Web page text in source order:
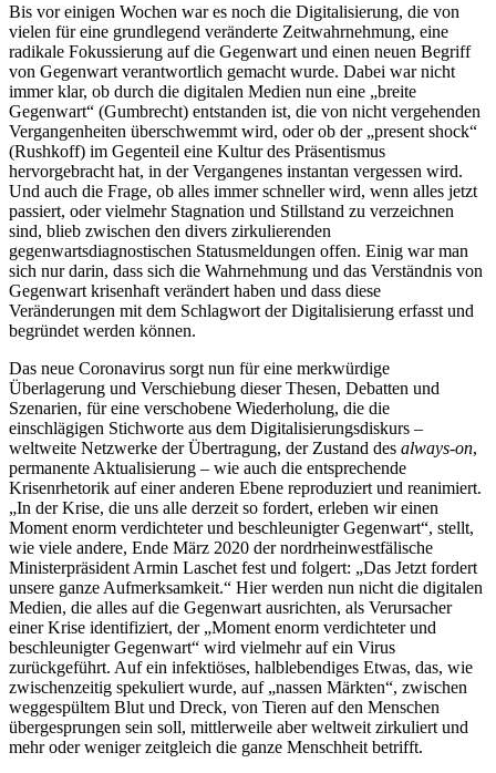
Bis vor einigen Wochen war es noch die Digitalisierung, die von
vielen für eine grundlegend veränderte Zeitwahrnehmung, eine
radikale Fokussierung auf die Gegenwart und einen neuen Begriff
von Gegenwart verantwortlich gemacht wurde. Dabei war nicht
immer klar, ob durch die digitalen Medien nun eine „breite
Gegenwart“ (Gumbrecht) entstanden ist, die von nicht vergehenden
Vergangenheiten überschwemmt wird, oder ob der „present shock“
(Rushkoff) im Gegenteil eine Kultur des Präsentismus
hervorgebracht hat, in der Vergangenes instantan vergessen wird.
Und auch die Frage, ob alles immer schneller wird, wenn alles jetzt
passiert, oder vielmehr Stagnation und Stillstand zu verzeichnen
sind, blieb zwischen den divers zirkulierenden
gegenwartsdiagnostischen Statusmeldungen offen. Einig war man
sich nur darin, dass sich die Wahrnehmung und das Verständnis von
Gegenwart krisenhaft verändert haben und dass diese
Veränderungen mit dem Schlagwort der Digitalisierung erfasst und
begründet werden können.
Das neue Coronavirus sorgt nun für eine merkwürdige
Überlagerung und Verschiebung dieser Thesen, Debatten und
Szenarien, für eine verschobene Wiederholung, die die
einschlägigen Stichworte aus dem Digitalisierungsdiskurs –
weltweite Netzwerke der Übertragung, der Zustand des always-on,
permanente Aktualisierung – wie auch die entsprechende
Krisenrhetorik auf einer anderen Ebene reproduziert und reanimiert.
„In der Krise, die uns alle derzeit so fordert, erleben wir einen
Moment enorm verdichteter und beschleunigter Gegenwart“, stellt,
wie viele andere, Ende März 2020 der nordrheinwestfälische
Ministerpräsident Armin Laschet fest und folgert: „Das Jetzt fordert
unsere ganze Aufmerksamkeit.“ Hier werden nun nicht die digitalen
Medien, die alles auf die Gegenwart ausrichten, als Verursacher
einer Krise identifiziert, der „Moment enorm verdichteter und
beschleunigter Gegenwart“ wird vielmehr auf ein Virus
zurückgeführt. Auf ein infektiöses, halblebendiges Etwas, das, wie
zwischenzeitig spekuliert wurde, auf „nassen Märkten“, zwischen
weggespültem Blut und Dreck, von Tieren auf den Menschen
übergesprungen sein soll, mittlerweile aber weltweit zirkuliert und
mehr oder weniger zeitgleich die ganze Menschheit betrifft.